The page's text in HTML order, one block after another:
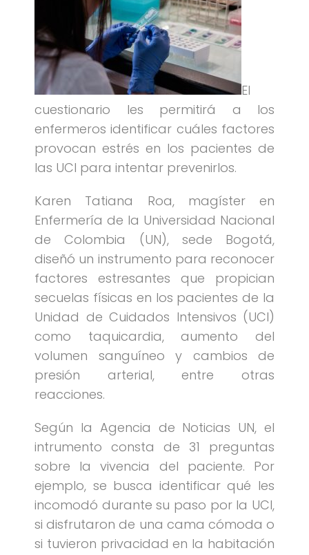
El
cuestionario les permitirá a los
enfermeros identificar cuáles factores
provocan estrés en los pacientes de
las UCI para intentar prevenirlos.
Karen Tatiana Roa, magíster en
Enfermería de la Universidad Nacional
de Colombia (UN), sede Bogotá,
diseñó un instrumento para reconocer
factores estresantes que propician
secuelas físicas en los pacientes de la
Unidad de Cuidados Intensivos (UCI)
como taquicardia, aumento del
volumen sanguíneo y cambios de
presión arterial, entre otras
reacciones.
Según la Agencia de Noticias UN, el
intrumento consta de 31 preguntas
sobre la vivencia del paciente. Por
ejemplo, se busca identificar qué les
incomodó durante su paso por la UCI,
si disfrutaron de una cama cómoda o
si tuvieron privacidad en la habitación